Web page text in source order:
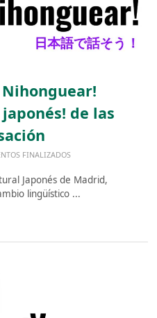
Nihonguear!
de las
FINALIZADOS
Japonés de Madrid,
lingüístico ...